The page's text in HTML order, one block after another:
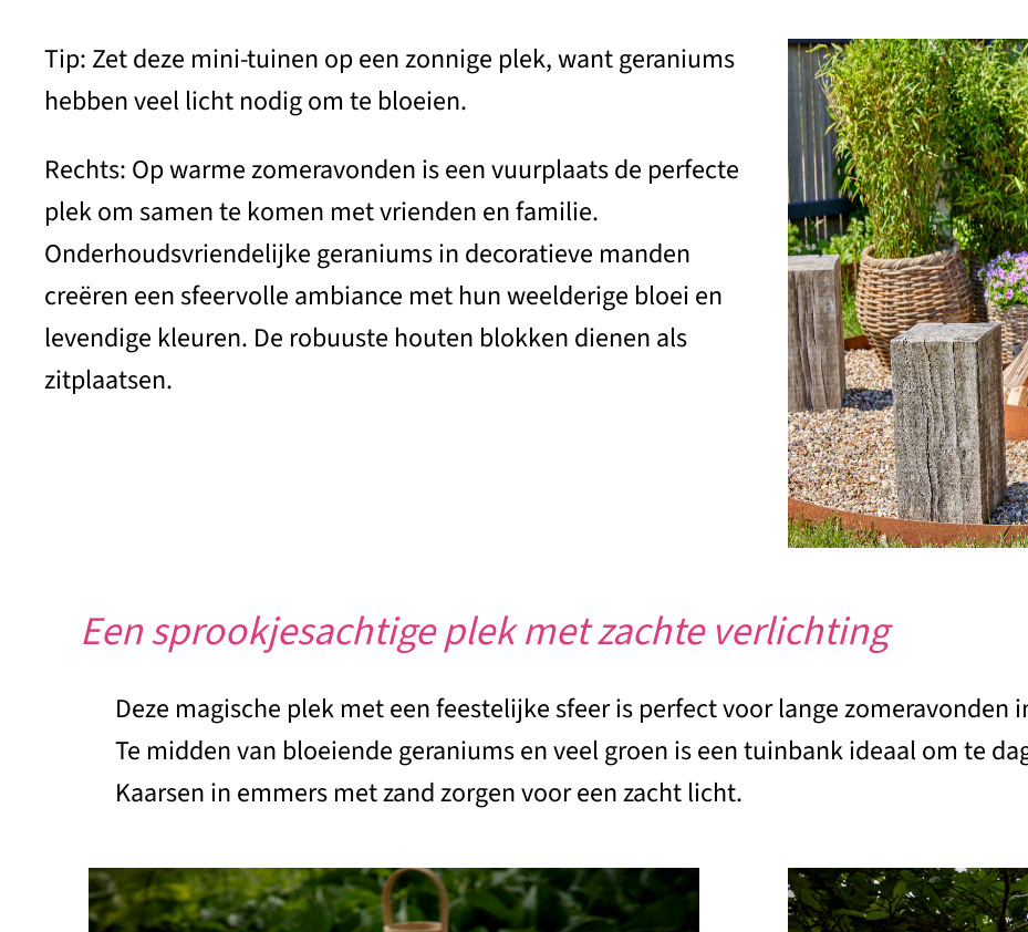
Tip: Zet deze mini-tuinen op een zonnige plek, want geraniums
hebben veel licht nodig om te bloeien.
Rechts: Op warme zomeravonden is een vuurplaats de perfecte
plek om samen te komen met vrienden en familie.
Onderhoudsvriendelijke geraniums in decoratieve manden
creëren een sfeervolle ambiance met hun weelderige bloei en
levendige kleuren. De robuuste houten blokken dienen als
zitplaatsen.
Een sprookjesachtige plek met zachte verlichting
Deze magische plek met een feestelijke sfeer is perfect voor lange zomeravonden
Te midden van bloeiende geraniums en veel groen is een tuinbank ideaal om te
Kaarsen in emmers met zand zorgen voor een zacht licht.